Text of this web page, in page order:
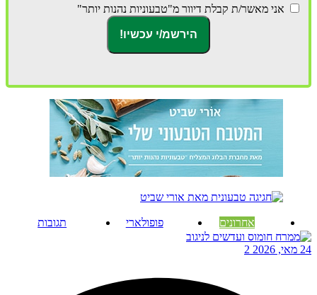
אני מאשר/ת קבלת דיוור מ"טבעוניות נהנות יותר"
אחרונים פופולארי תגובות
24 מאי, 2026 2